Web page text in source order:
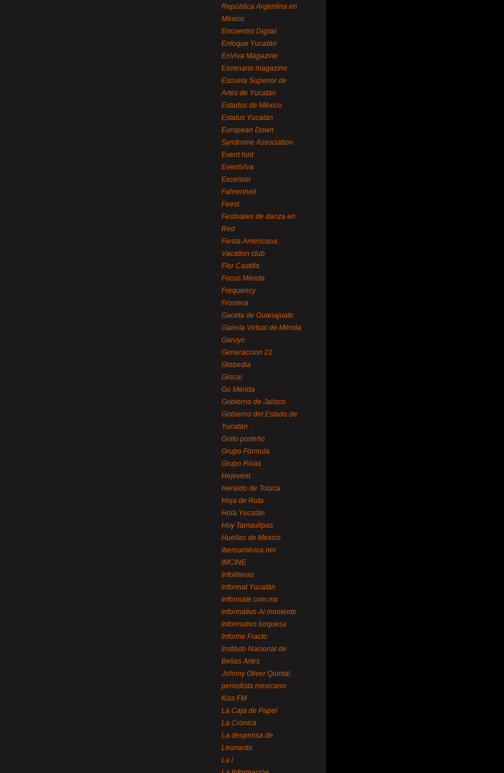
República Argentina en
México
Encuentro Digital
Enfoque Yucatán
EnViva Magazine
Escenario magazine
Escuela Superior de
Artes de Yucatán
Estados de México
Estatus Yucatán
European Down
Syndrome Association
Event hint
EventViva
Excelsior
Fahrenheit
Feest
Festivales de danza en
Red
Fiesta Americana,
Vacation club
Flor Castillo
Focus Mérida
Frequency
Frontera
Gaceta de Guanajuato
Galería Virtual de Mérida
Garuyo
Generaccion 21
Globedia
Glocal
Go Mérida
Gobierno de Jalisco
Gobierno del Estado de
Yucatán
Grillo porteño
Grupo Fórmula
Grupo Rivas
Hejevent
Heraldo de Toluca
Hoja de Ruta
Hola Yucatán
Hoy Tamaulipas
Huellas de México
Iberoamérica.net
IMCINE
Infolliteras
Informat Yucatán
Infórmate.com.mx
Informativo Al momento
Informativo turquesa
Informe Fracto
Instituto Nacional de
Bellas Artes
Johnny Oliver Quintal,
periodista mexicano
Kiss FM
La Caja de Papel
La Crónica
La despensa de
Leonardo
La i